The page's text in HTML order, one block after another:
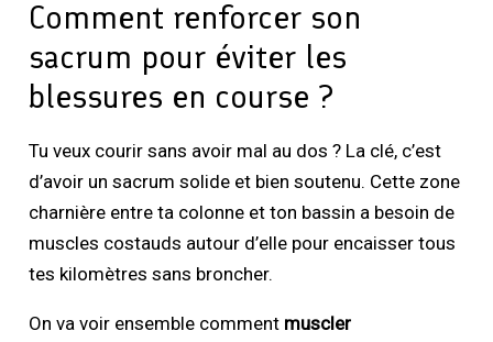
Comment renforcer son
sacrum pour éviter les
blessures en course ?
Tu veux courir sans avoir mal au dos ? La clé, c’est
d’avoir un sacrum solide et bien soutenu. Cette zone
charnière entre ta colonne et ton bassin a besoin de
muscles costauds autour d’elle pour encaisser tous
tes kilomètres sans broncher.
On va voir ensemble comment muscler